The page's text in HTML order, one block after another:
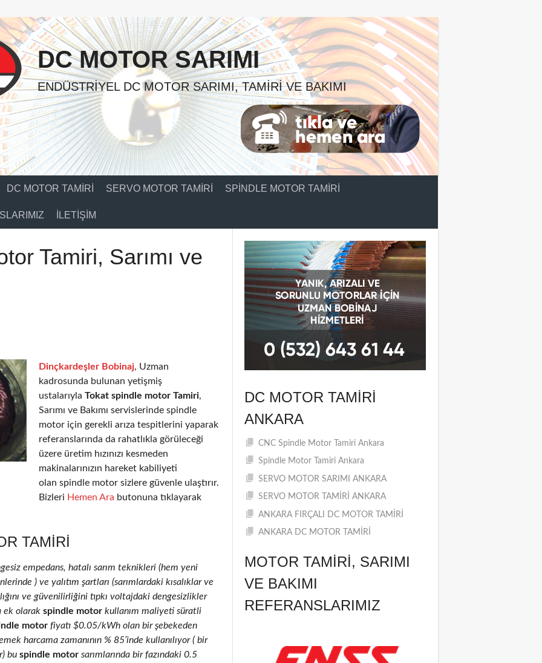
DC MOTOR SARIMI
ENDÜSTRIYEL DC MOTOR SARIMI, TAMIRI VE BAKIMI
DC MOTOR TAMIRI SERVO MOTOR TAMIRI SPINDLE MOTOR TAMIRI
İLETIŞIM
Tamiri, Sarımı ve
Dinçkardeşler Bobinaj, Uzman
kadrosunda bulunan yetişmiş
ustalarıyla Tokat spindle motor Tamiri,
Sarımı ve Bakımı servislerinde spindle
motor için gerekli arıza tespitlerini yaparak
referanslarında da rahatlıkla görüleceği
üzere üretim hızınızı kesmeden
makinalarınızın hareket kabiliyeti
olan spindle motor sizlere güvenle ulaştırır.
Bizleri Hemen Ara butonuna tıklayarak
TAMIRI
empedans, hatalı sarım teknikleri (hem yeni
) ve yalıtım şartları (sarımlardaki kısalıklar ve
ve güvenilirliğini tıpkı voltajdaki dengesizlikler
ek olarak spindle motor kullanım maliyeti süratli
motor fiyatı $0.05/kWh olan bir şebekeden
harcama zamanının % 85’inde kullanılıyor ( bir
bu spindle motor sarımlarında bir fazındaki 0.5
DC MOTOR TAMIRI
ANKARA
CNC Spindle Motor Tamiri Ankara
Spindle Motor Tamiri Ankara
SERVO MOTOR SARIMI ANKARA
SERVO MOTOR TAMİRİ ANKARA
ANKARA FIRÇALI DC MOTOR TAMİRİ
ANKARA DC MOTOR TAMİRİ
MOTOR TAMIRI, SARIMI
VE BAKIMI
REFERANSLARIMIZ